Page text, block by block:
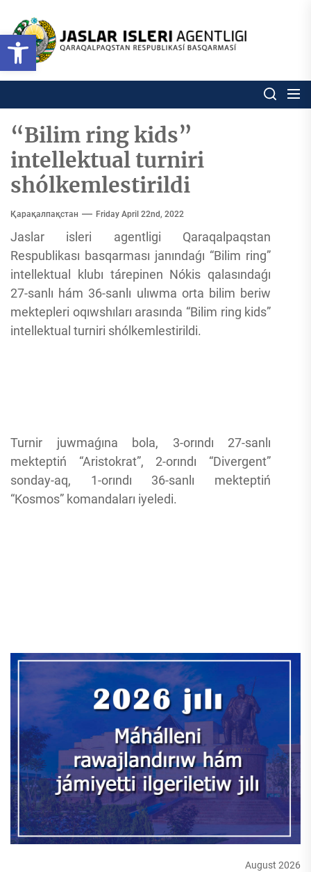
Open toolbar
content
Respublikası
basqarması
Ózbekstan jaslar isleri
“Bilim ring kids”
intellektual turniri
shólkemlestirildi
Қарақалпақстан Friday April 22nd, 2022
Jaslar isleri agentligi Qaraqalpaqstan
Respublikası basqarması janındaǵı “Bilim ring”
intellektual klubı tárepinen Nókis qalasındaǵı
27-sanlı hám 36-sanlı ulıwma orta bilim beriw
mektepleri oqıwshıları arasında “Bilim ring kids”
intellektual turniri shólkemlestirildi.
Turnir juwmaǵına bola, 3-orındı 27-sanlı
mekteptiń “Aristokrat”, 2-orındı “Divergent”
sonday-aq, 1-orındı 36-sanlı mekteptiń
“Kosmos” komandaları iyeledi.
August 2026